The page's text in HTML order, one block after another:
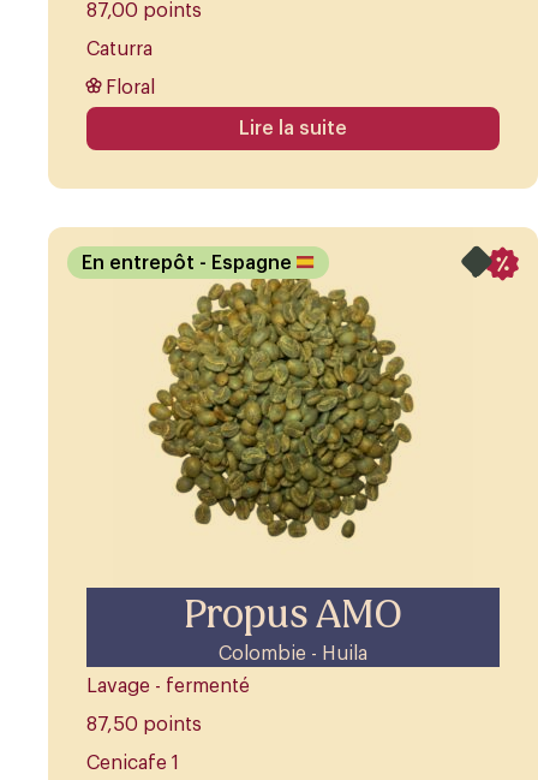
87,00 points
Caturra
Floral
Lire la suite
Propus AMO
Colombie - Huila
En entrepôt - Espagne
Lavage - fermenté
87,50 points
Cenicafe 1